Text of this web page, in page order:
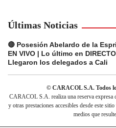
Últimas Noticias
🔴 Posesión Abelardo de la
EN VIVO | Lo último en
Llegaron los delegados a Cali
© CARACOL S.A. Todos
CARACOL S.A. realiza una reserva expresa
y otras prestaciones accesibles desde este
medios que